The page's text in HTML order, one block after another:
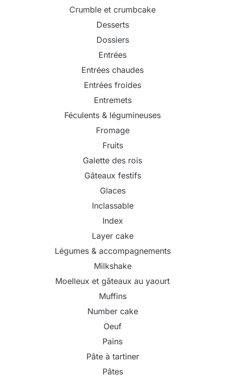
Crumble et crumbcake
Desserts
Dossiers
Entrées
Entrées chaudes
Entrées froides
Entremets
Féculents & légumineuses
Fromage
Fruits
Galette des rois
Gâteaux festifs
Glaces
Inclassable
Index
Layer cake
Légumes & accompagnements
Milkshake
Moelleux et gâteaux au yaourt
Muffins
Number cake
Oeuf
Pains
Pâte à tartiner
Pâtes